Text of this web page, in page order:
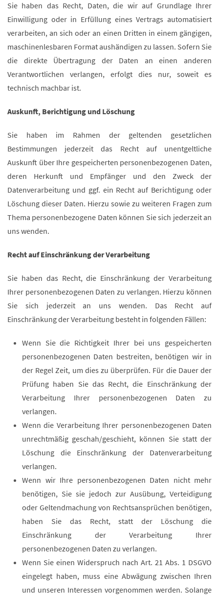
Sie haben das Recht, Daten, die wir auf Grundlage Ihrer
Einwilligung oder in Erfüllung eines Vertrags automatisiert
verarbeiten, an sich oder an einen Dritten in einem gängigen,
maschinenlesbaren Format aushändigen zu lassen. Sofern Sie
die direkte Übertragung der Daten an einen anderen
Verantwortlichen verlangen, erfolgt dies nur, soweit es
technisch machbar ist.
Auskunft, Berichtigung und Löschung
Sie haben im Rahmen der geltenden gesetzlichen
Bestimmungen jederzeit das Recht auf unentgeltliche
Auskunft über Ihre gespeicherten personenbezogenen Daten,
deren Herkunft und Empfänger und den Zweck der
Datenverarbeitung und ggf. ein Recht auf Berichtigung oder
Löschung dieser Daten. Hierzu sowie zu weiteren Fragen zum
Thema personenbezogene Daten können Sie sich jederzeit an
uns wenden.
Recht auf Einschränkung der Verarbeitung
Sie haben das Recht, die Einschränkung der Verarbeitung
Ihrer personenbezogenen Daten zu verlangen. Hierzu können
Sie sich jederzeit an uns wenden. Das Recht auf
Einschränkung der Verarbeitung besteht in folgenden Fällen:
Wenn Sie die Richtigkeit Ihrer bei uns gespeicherten
personenbezogenen Daten bestreiten, benötigen wir in
der Regel Zeit, um dies zu überprüfen. Für die Dauer der
Prüfung haben Sie das Recht, die Einschränkung der
Verarbeitung Ihrer personenbezogenen Daten zu
verlangen.
Wenn die Verarbeitung Ihrer personenbezogenen Daten
unrechtmäßig geschah/geschieht, können Sie statt der
Löschung die Einschränkung der Datenverarbeitung
verlangen.
Wenn wir Ihre personenbezogenen Daten nicht mehr
benötigen, Sie sie jedoch zur Ausübung, Verteidigung
oder Geltendmachung von Rechtsansprüchen benötigen,
haben Sie das Recht, statt der Löschung die
Einschränkung der Verarbeitung Ihrer
personenbezogenen Daten zu verlangen.
Wenn Sie einen Widerspruch nach Art. 21 Abs. 1 DSGVO
eingelegt haben, muss eine Abwägung zwischen Ihren
und unseren Interessen vorgenommen werden. Solange